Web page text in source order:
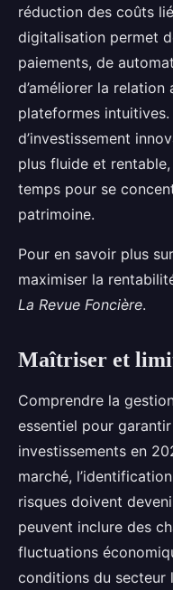
réduction des coûts
digitalisation permet
paiements, de
d’améliorer la
plateformes
d’investissement
plus fluide et
temps pour se
patrimoine.
Pour en savoir plus
maximiser la
La Revue Foncière.
Maîtriser et
Comprendre la
essentiel pour
investissements en
marché,
risques doivent
peuvent inclure des
fluctuations
conditions du secteur